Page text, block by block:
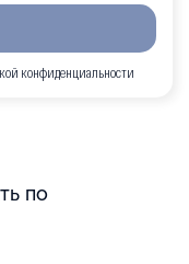
конфиденциальности
по